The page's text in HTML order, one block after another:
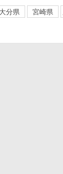
大分県 宮崎県